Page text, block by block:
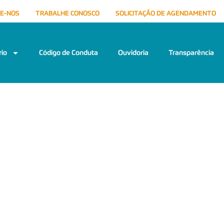
NOS TRABALHE CONOSCO SOLICITAÇÃO DE AGENDAMENTO
Código de Conduta Ouvidoria Transparência